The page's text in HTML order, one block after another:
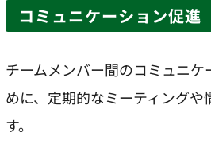
コミュニケーション促進
チームメンバー間のコミュニ
めに、定期的なミーティングや
す。